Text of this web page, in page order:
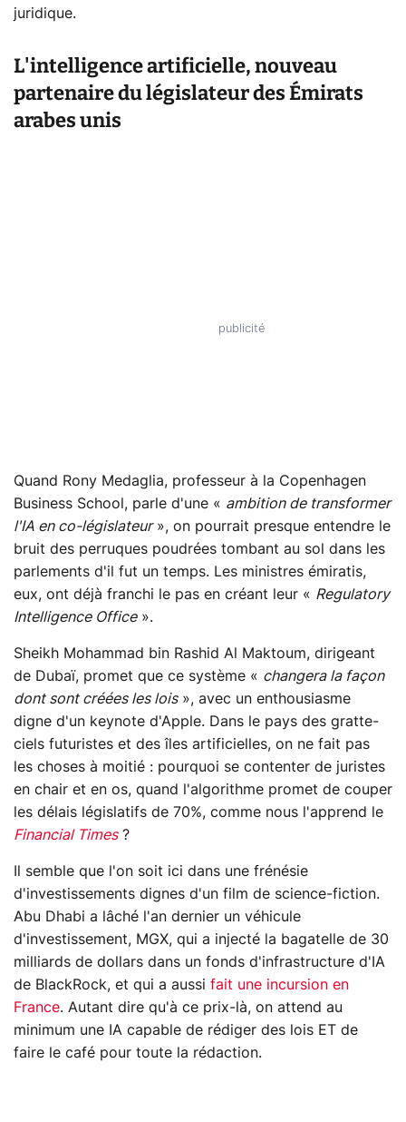
juridique.
L'intelligence artificielle, nouveau
partenaire du législateur des Émirats
arabes unis
Quand Rony Medaglia, professeur à la Copenhagen
Business School, parle d'une « ambition de transformer
l'IA en co-législateur», on pourrait presque entendre le
bruit des perruques poudrées tombant au sol dans les
parlements d'il fut un temps. Les ministres émiratis,
eux, ont déjà franchi le pas en créant leur « Regulatory
Intelligence Office».
Sheikh Mohammad bin Rashid Al Maktoum, dirigeant
de Dubaï, promet que ce système « changera la façon
dont sont créées les lois», avec un enthousiasme
digne d'un keynote d'Apple. Dans le pays des gratte-
ciels futuristes et des îles artificielles, on ne fait pas
les choses à moitié : pourquoi se contenter de juristes
en chair et en os, quand l'algorithme promet de couper
les délais législatifs de 70%, comme nous l'apprend le
Financial Times?
Il semble que l'on soit ici dans une frénésie
d'investissements dignes d'un film de science-fiction.
Abu Dhabi a lâché l'an dernier un véhicule
d'investissement, MGX, qui a injecté la bagatelle de 30
milliards de dollars dans un fonds d'infrastructure d'IA
de BlackRock, et qui a aussi fait une incursion en
France. Autant dire qu'à ce prix-là, on attend au
minimum une IA capable de rédiger des lois ET de
faire le café pour toute la rédaction.